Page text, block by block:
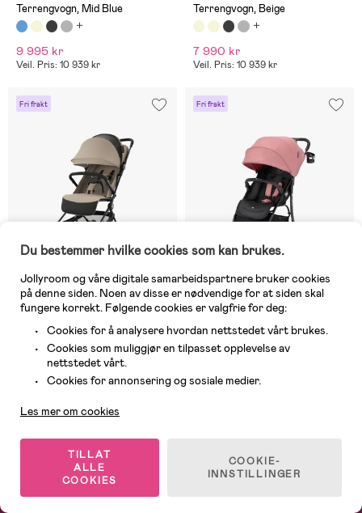
Terrengvogn, Mid Blue
9 995 kr
Veil. Pris: 10 939 kr
Terrengvogn, Beige
7 990 kr
Veil. Pris: 10 939 kr
Fri frakt
Midlertidig utsolgt
Kinderkraft Nebo Sportsvogn,
Beige
1 495 kr
Fri frakt
Midlertidig utsolgt
Sportsvogn, Dhalia Pink
Du bestemmer hvilke cookies som kan brukes.
Jollyroom og våre digitale samarbeidspartnere bruker cookies
på denne siden. Noen av disse er nødvendige for at siden skal
fungere korrekt. Følgende cookies er valgfrie for deg:
Cookies for å analysere hvordan nettstedet vårt brukes.
Cookies som muliggjør en tilpasset opplevelse av
nettstedet vårt.
Cookies for annonsering og sosiale medier.
Les mer om cookies
TILLAT
ALLE
COOKIES
COOKIE-
INNSTILLINGER